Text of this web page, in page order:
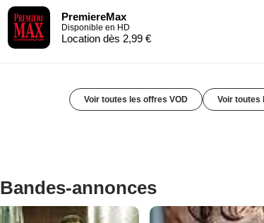
PremiereMax
Disponible en HD
Location dès 2,99 €
Voir toutes les offres VOD Voir toutes
Bandes-annonces